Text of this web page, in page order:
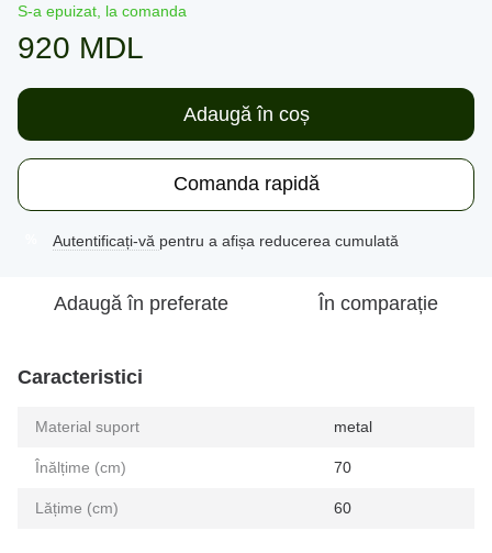
S-a epuizat, la comanda
920 MDL
Adaugă în coș
Comanda rapidă
Autentificați-vă pentru a afișa reducerea cumulată
Adaugă în preferate În comparație
Caracteristici
Material suport metal
Înălțime (cm) 70
Lățime (cm) 60